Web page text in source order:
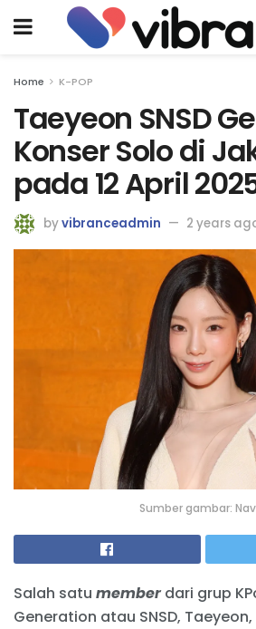
Home K-POP
Taeyeon SNSD
Konser Solo di
pada 12 April
byvibranceadmin 2 years
Sumber gambar:
Salah satu memberdari grup
Generation atau SNSD,